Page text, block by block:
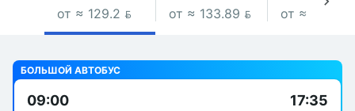
от ≈ 129.2  от ≈ 133.89  от ≈ 108.26
БОЛЬШОЙ АВТОБУС
09:00 17:35